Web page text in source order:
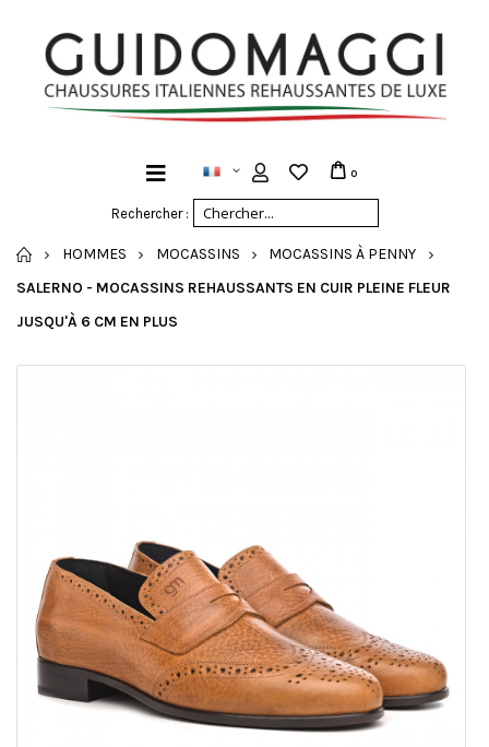
Rechercher :
0
ACCUEIL
HOMMES MOCASSINS
MOCASSINS À PENNY
SALERNO - MOCASSINS REHAUSSANTS EN CUIR PLEINE FLEUR
JUSQU'À 6 CM EN PLUS